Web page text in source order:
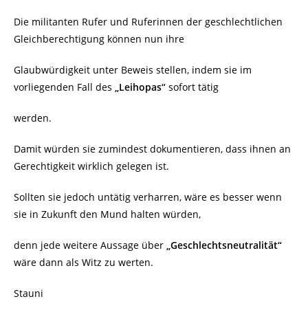
Die militanten Rufer und Ruferinnen der geschlechtlichen
Gleichberechtigung können nun ihre
Glaubwürdigkeit unter Beweis stellen, indem sie im
vorliegenden Fall des
„Leihopas“ sofort tätig
werden.
Damit würden sie zumindest dokumentieren, dass ihnen an
Gerechtigkeit wirklich gelegen ist.
Sollten sie jedoch untätig verharren, wäre es besser wenn
sie in Zukunft den Mund halten würden,
denn jede weitere Aussage über „Geschlechtsneutralität“
wäre dann als Witz zu werten.
Stauni